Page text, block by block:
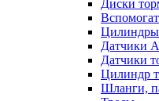
Диски
Цилиндры
Датчики
Датчики
Цилиндр
Шланги,